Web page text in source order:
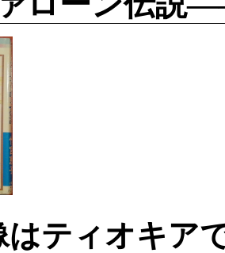
はティオキア